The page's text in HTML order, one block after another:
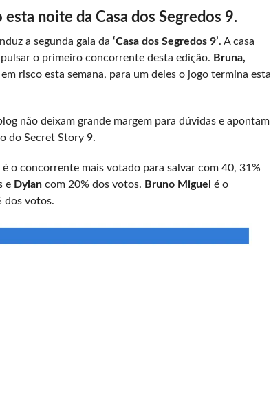
noite da Casa dos Segredos 9.
a segunda gala da ‘Casa dos Segredos 9’. A casa
o primeiro concorrente desta edição. Bruna,
risco esta semana, para um deles o jogo termina esta
não deixam grande margem para dúvidas e apontam
do Secret Story 9.
é o concorrente mais votado para salvar com 40, 31%
e Dylan com 20% dos votos. Bruno Miguel é o
dos votos.